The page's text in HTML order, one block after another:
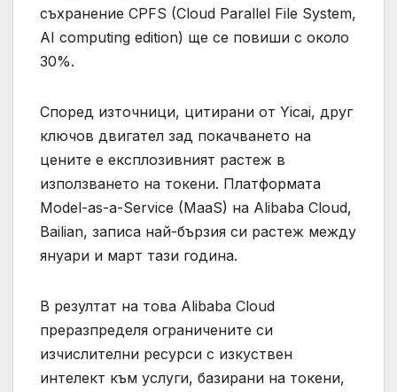
съхранение CPFS (Cloud Parallel File System,
AI computing edition) ще се повиши с около
30%.
Според източници, цитирани от Yicai, друг
ключов двигател зад покачването на
цените е експлозивният растеж в
използването на токени. Платформата
Model-as-a-Service (MaaS) на Alibaba Cloud,
Bailian, записа най-бързия си растеж между
януари и март тази година.
В резултат на това Alibaba Cloud
преразпределя ограничените си
изчислителни ресурси с изкуствен
интелект към услуги, базирани на токени,